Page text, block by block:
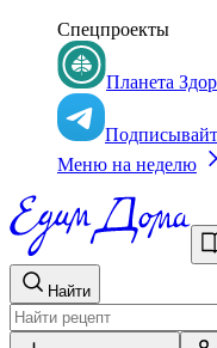
Спецпроекты
Планета
Меню на неделю
Найти